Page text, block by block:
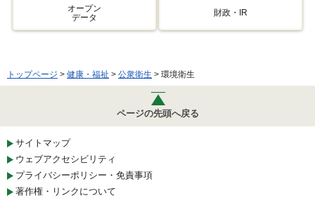
オープン
データ
財政・IR
トップページ > 健康・福祉 > 公衆衛生 > 環境衛生
ページの先頭へ戻る
サイトマップ
ウェブアクセシビリティ
プライバシーポリシー・免責事項
著作権・リンクについて